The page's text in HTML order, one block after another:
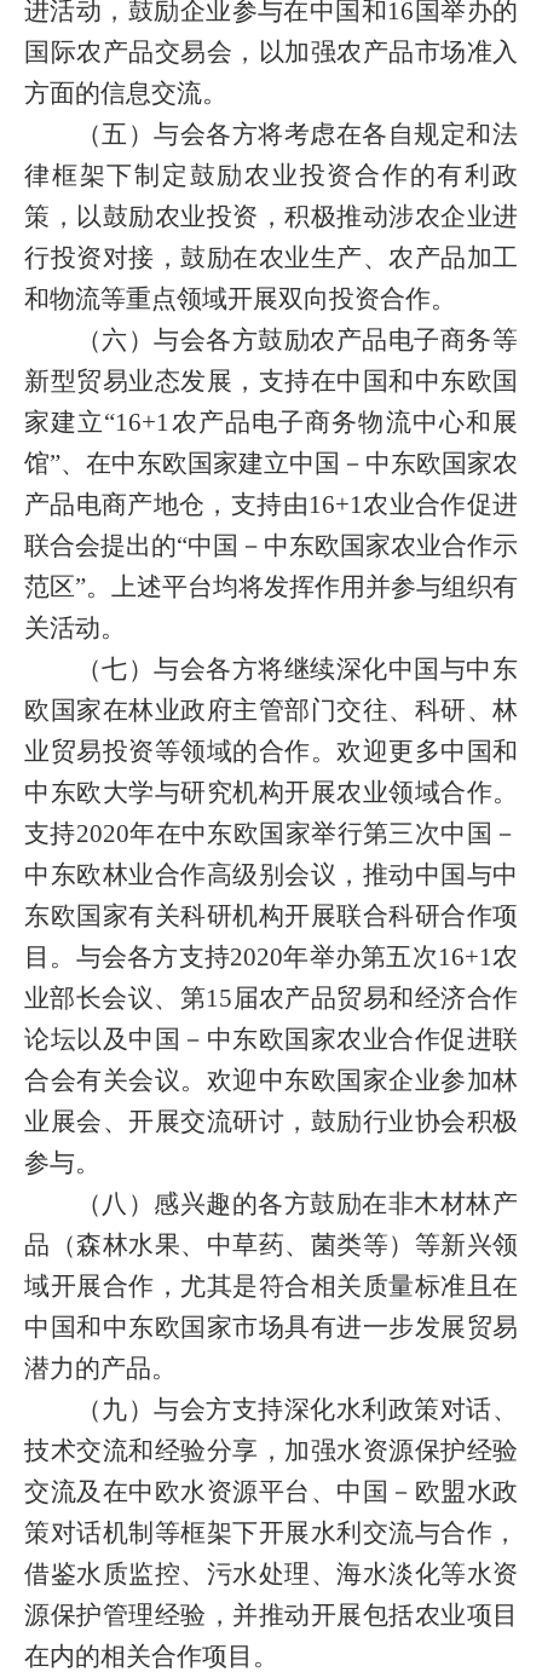
进活动，鼓励企业参与在中国和16 国举办的
国际农产品交易会，以加强农产品市场准入
方面的信息交流。
（五）与会各方将考虑在各自规定和法
律框架下制定鼓励农业投资合作的有利政
策，以鼓励农业投资，积极推动涉农企业进
行投资对接，鼓励在农业生产、农产品加工
和物流等重点领域开展双向投资合作。
（六）与会各方鼓励农产品电子商务等
新型贸易业态发展，支持在中国和中东欧国
家建立“16+1农产品电子商务物流中心和展
馆”、在中东欧国家建立中国－中东欧国家农
产品电商产地仓，支持由16+1农业合作促进
联合会提出的“中国－中东欧国家农业合作示
范区”。上述平台均将发挥作用并参与组织有
关活动。
（七）与会各方将继续深化中国与中东
欧国家在林业政府主管部门交往、科研、林
业贸易投资等领域的合作。欢迎更多中国和
中东欧大学与研究机构开展农业领域合作。
支持2020年在中东欧国家举行第三次中国－
中东欧林业合作高级别会议，推动中国与中
东欧国家有关科研机构开展联合科研合作项
目。与会各方支持2020年举办第五次16+1农
业部长会议、第15届农产品贸易和经济合作
论坛以及中国－中东欧国家农业合作促进联
合会有关会议。欢迎中东欧国家企业参加林
业展会、开展交流研讨，鼓励行业协会积极
参与。
（八）感兴趣的各方鼓励在非木材林产
品（森林水果、中草药、菌类等）等新兴领
域开展合作，尤其是符合相关质量标准且在
中国和中东欧国家市场具有进一步发展贸易
潜力的产品。
（九）与会方支持深化水利政策对话、
技术交流和经验分享，加强水资源保护经验
交流及在中欧水资源平台、中国－欧盟水政
策对话机制等框架下开展水利交流与合作，
借鉴水质监控、污水处理、海水淡化等水资
源保护管理经验，并推动开展包括农业项目
在内的相关合作项目。